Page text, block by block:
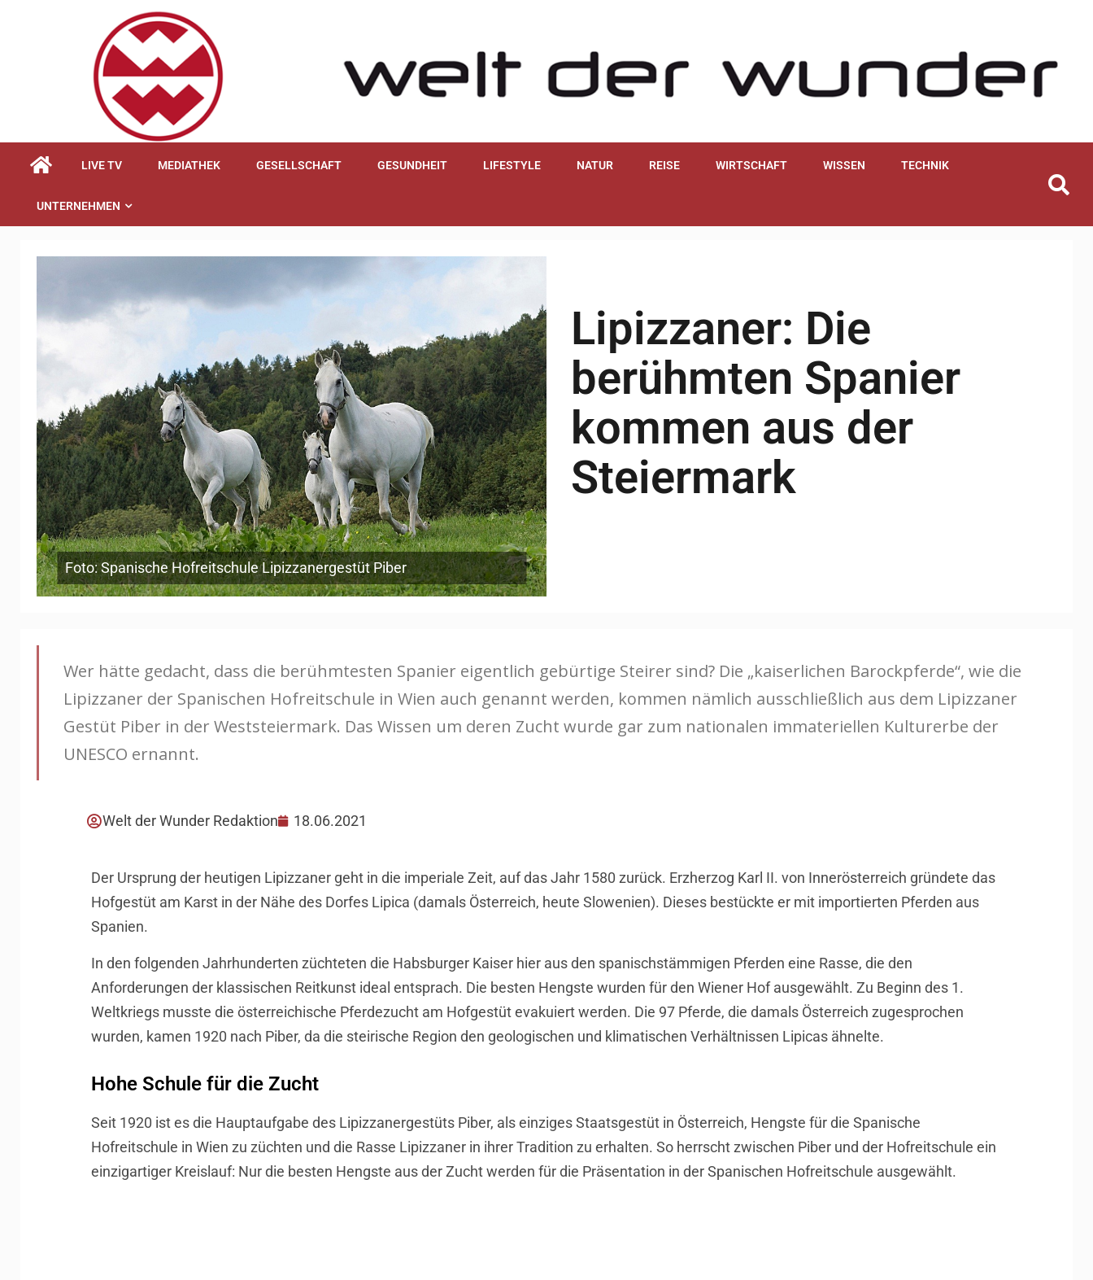
LIVE TV MEDIATHEK GESELLSCHAFT GESUNDHEIT LIFESTYLE NATUR REISE WIRTSCHAFT WISSEN TECHNIK
UNTERNEHMEN
Foto: Spanische Hofreitschule Lipizzanergestüt Piber
Lipizzaner: Die
berühmten Spanier
kommen aus der
Steiermark
Wer hätte gedacht, dass die berühmtesten Spanier eigentlich gebürtige Steirer sind? Die „kaiserlichen Barockpferde“, wie die
Lipizzaner der Spanischen Hofreitschule in Wien auch genannt werden, kommen nämlich ausschließlich aus dem Lipizzaner
Gestüt Piber in der Weststeiermark. Das Wissen um deren Zucht wurde gar zum nationalen immateriellen Kulturerbe der
UNESCO ernannt.
Welt der Wunder Redaktion 18.06.2021
Der Ursprung der heutigen Lipizzaner geht in die imperiale Zeit, auf das Jahr 1580 zurück. Erzherzog Karl II. von Innerösterreich gründete das
Hofgestüt am Karst in der Nähe des Dorfes Lipica (damals Österreich, heute Slowenien). Dieses bestückte er mit importierten Pferden aus
Spanien.
In den folgenden Jahrhunderten züchteten die Habsburger Kaiser hier aus den spanischstämmigen Pferden eine Rasse, die den
Anforderungen der klassischen Reitkunst ideal entsprach. Die besten Hengste wurden für den Wiener Hof ausgewählt. Zu Beginn des 1.
Weltkriegs musste die österreichische Pferdezucht am Hofgestüt evakuiert werden. Die 97 Pferde, die damals Österreich zugesprochen
wurden, kamen 1920 nach Piber, da die steirische Region den geologischen und klimatischen Verhältnissen Lipicas ähnelte.
Hohe Schule für die Zucht
Seit 1920 ist es die Hauptaufgabe des Lipizzanergestüts Piber, als einziges Staatsgestüt in Österreich, Hengste für die Spanische
Hofreitschule in Wien zu züchten und die Rasse Lipizzaner in ihrer Tradition zu erhalten. So herrscht zwischen Piber und der Hofreitschule ein
einzigartiger Kreislauf: Nur die besten Hengste aus der Zucht werden für die Präsentation in der Spanischen Hofreitschule ausgewählt.